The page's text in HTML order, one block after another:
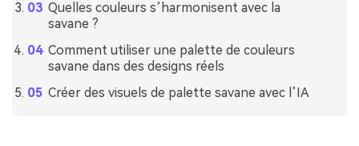
Quelles couleurs s’harmonisent avec la
savane ?
Comment utiliser une palette de couleurs
savane dans des designs réels
Créer des visuels de palette savane avec l’IA